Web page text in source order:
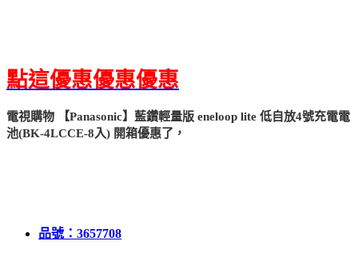
點這優惠優惠優惠
電視購物 【Panasonic】藍鑽輕量版 eneloop lite 低自放4號充電電
池(BK-4LCCE-8入) 開箱優惠了，
品號：3657708